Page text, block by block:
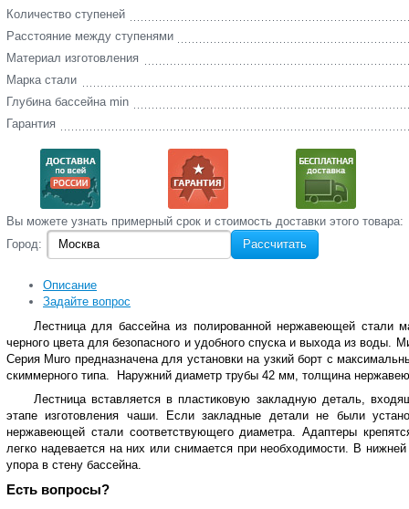
Количество ступеней
Расстояние между ступенями
Материал изготовления
Марка стали
Глубина бассейна min
Гарантия
Вы‌ можете‌ узнать‌ примерный срок и стоимость‌ доставки этого товара:
Город:
Рассчитать
Описание
Задайте вопрос
Лестница для бассейна из полированной нержавеющей стали
черного цвета для безопасного и удобного спуска и выхода из
Серия Muro предназначена для установки на узкий борт с
скиммерного типа. Наружний диаметр трубы 42 мм, толщина
Лестница вставляется в пластиковую закладную деталь,
этапе изготовления чаши. Если закладные детали не были
нержавеющей стали соответствующего диаметра. Адаптеры
легко надевается на них или снимается при необходимости. В
упора в стену бассейна.
Есть вопросы?